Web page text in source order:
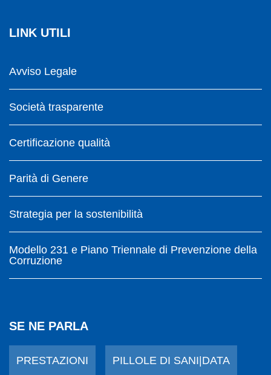
LINK UTILI
Avviso Legale
Società trasparente
Certificazione qualità
Parità di Genere
Strategia per la sostenibilità
Modello 231 e Piano Triennale di Prevenzione della
Corruzione
SE NE PARLA
PRESTAZIONI PILLOLE DI SANI|DATA